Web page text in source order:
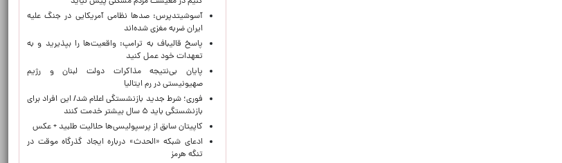
آسوشیتدپرس: صدها نظامی آمریکایی در جنگ علیه
ایران ضربه مغزی شده‌اند
پاسخ قالیباف به ترامپ: واقعیت‌ها را بپذیرید و به
تعهدات خود عمل کنید
پایان بی‌نتیجه مذاکرات دولت لبنان و رژیم
صهیونیستی در رم ایتالیا
فوری؛ شرط جدید بازنشستگی اعلام شد/ این افراد برای
بازنشستگی باید ۵ سال بیشتر خدمت کنند
کاپیتان سابق از پرسپولیسی‌ها حلالیت طلبید + عکس
ادعای شبکه «الحدث» درباره ایجاد گذرگاه موقت در
تنگه هرمز